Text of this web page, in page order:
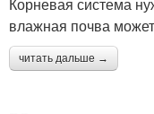
Корневая система
влажная почва
читать дальше →